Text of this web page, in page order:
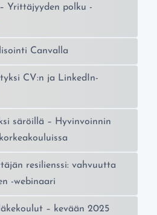
Yrittäjyyden polku -
Canvalla
CV:n ja LinkedIn-
säröillä – Hyvinvoinnin
resilienssi: vahvuutta
-webinaari
– kevään 2025